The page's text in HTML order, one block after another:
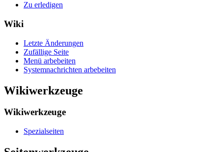
Zu erledigen
Wiki
Letzte Änderungen
Zufällige Seite
Menü arbebeiten
Systemnachrichten arbebeiten
Wikiwerkzeuge
Wikiwerkzeuge
Spezialseiten